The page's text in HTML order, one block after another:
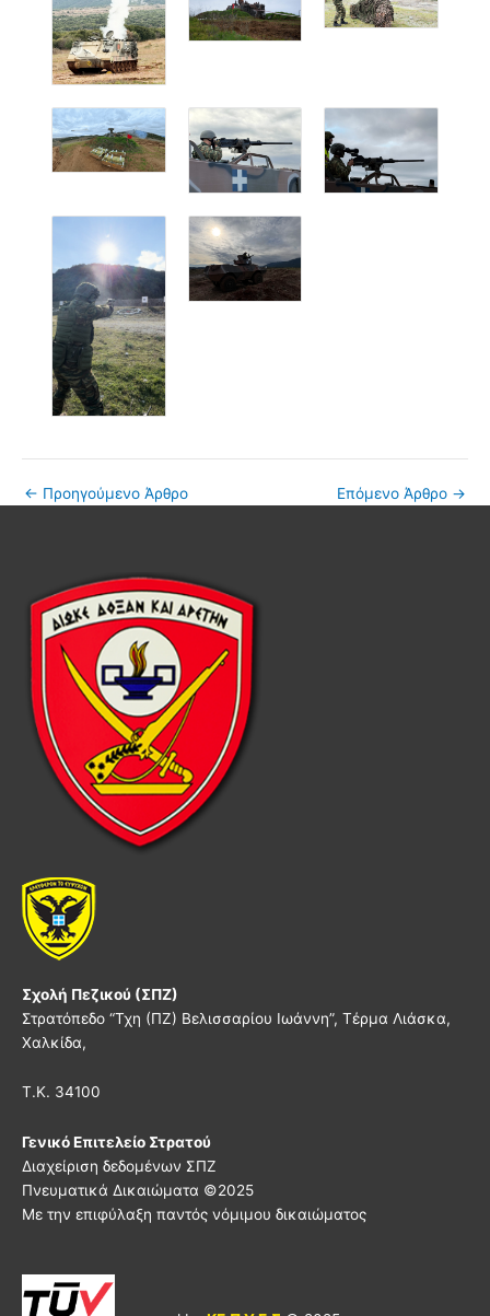
← Προηγούμενο Άρθρο Επόμενο Άρθρο →
Σχολή Πεζικού (ΣΠΖ)
Στρατόπεδο “Τχη (ΠΖ) Βελισσαρίου Ιωάννη”, Τέρμα Λιάσκα,
Χαλκίδα,
Τ.Κ. 34100
Γενικό Επιτελείο Στρατού
Διαχείριση δεδομένων ΣΠΖ
Πνευματικά Δικαιώματα ©2025
Με την επιφύλαξη παντός νόμιμου δικαιώματος